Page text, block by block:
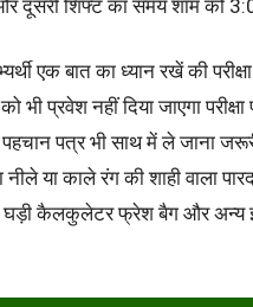
शिफ्ट का समय शाम को
एक बात का ध्यान रखें की
भी प्रवेश नहीं दिया जाएगा
पत्र भी साथ में ले जाना
या काले रंग की शाही वाला
घड़ी कैलकुलेटर फ्रेश बैग और अन्य